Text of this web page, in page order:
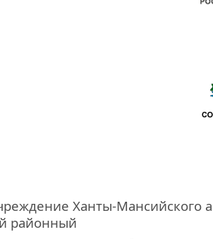
Ханты-Мансийского
районный